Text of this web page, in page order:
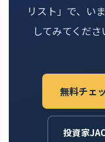
リスト」で、い
してみてくだ
無料チェ
投資家